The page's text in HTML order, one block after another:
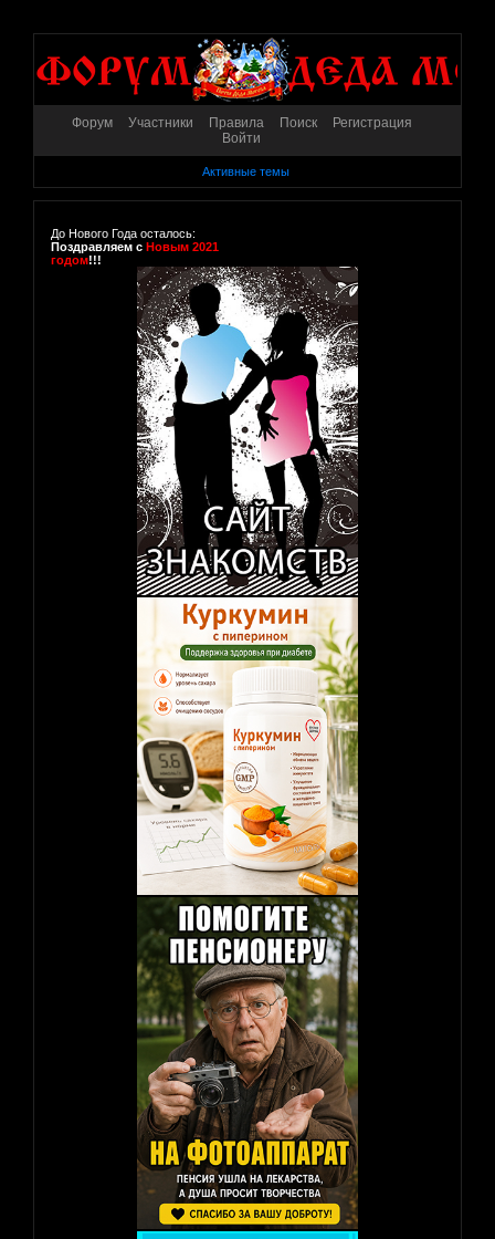
Форум Участники Правила Поиск
Регистрация
Войти
Активные темы
До Нового Года осталось:
Поздравляем с Новым 2021
годом!!!